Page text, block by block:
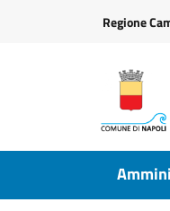
Regione